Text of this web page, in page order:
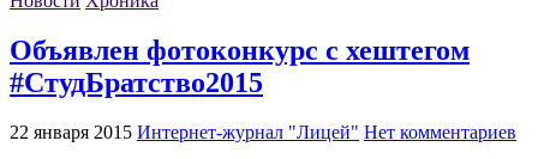
Объявлен фотоконкурс с хештегом
#СтудБратство2015
22 января 2015 Интернет-журнал "Лицей" Нет комментариев